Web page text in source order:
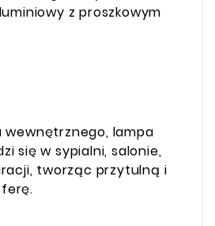
z proszkowym
wewnętrznego, lampa
się w sypialni, salonie,
tworząc przytulną i